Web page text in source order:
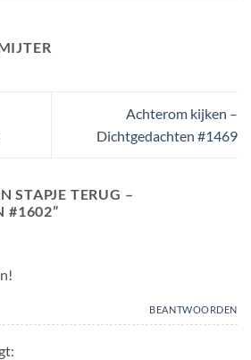
Achterom kijken –
Dichtgedachten #1469
STAPJE TERUG –
#1602”
BEANTWOORDEN